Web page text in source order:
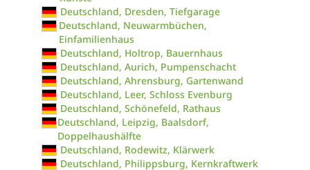
Deutschland, Dresden, Tiefgarage
Deutschland, Neuwarmbüchen,
Einfamilienhaus
Deutschland, Holtrop, Bauernhaus
Deutschland, Aurich, Pumpenschacht
Deutschland, Ahrensburg, Gartenwand
Deutschland, Leer, Schloss Evenburg
Deutschland, Schönefeld, Rathaus
Deutschland, Leipzig, Baalsdorf,
Doppelhaushälfte
Deutschland, Rodewitz, Klärwerk
Deutschland, Philippsburg, Kernkraftwerk